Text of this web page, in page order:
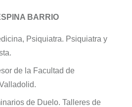
BARRIO
Psiquiatra. Psiquiatra y
de la Facultad de
de Duelo. Talleres de